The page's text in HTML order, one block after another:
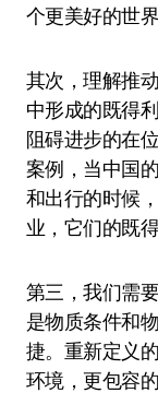
个更美好的世界
其次，理解推
中形成的既得
阻碍进步的在
案例，当中国
和出行的时候
业，它们的既
第三，我们需
是物质条件和
捷。重新定义
环境，更包容